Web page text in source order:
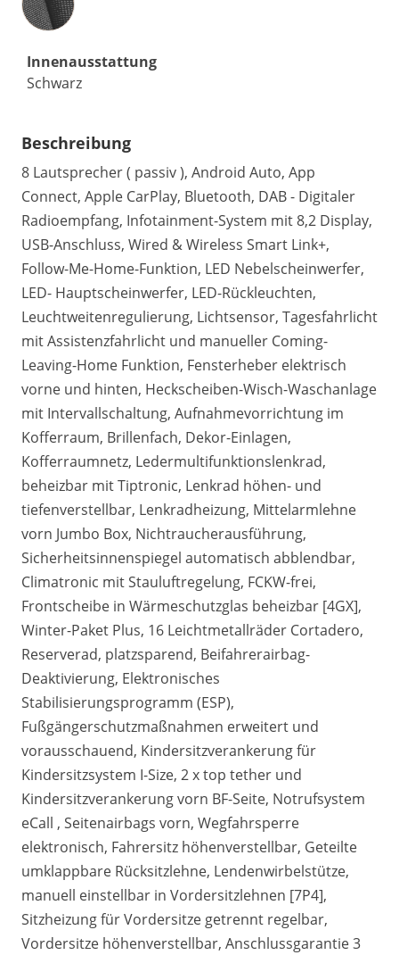
Innenausstattung
Schwarz
Beschreibung
8 Lautsprecher ( passiv ), Android Auto, App
Connect, Apple CarPlay, Bluetooth, DAB - Digitaler
Radioempfang, Infotainment-System mit 8,2 Display,
USB-Anschluss, Wired & Wireless Smart Link+,
Follow-Me-Home-Funktion, LED Nebelscheinwerfer,
LED- Hauptscheinwerfer, LED-Rückleuchten,
Leuchtweitenregulierung, Lichtsensor, Tagesfahrlicht
mit Assistenzfahrlicht und manueller Coming-
Leaving-Home Funktion, Fensterheber elektrisch
vorne und hinten, Heckscheiben-Wisch-Waschanlage
mit Intervallschaltung, Aufnahmevorrichtung im
Kofferraum, Brillenfach, Dekor-Einlagen,
Kofferraumnetz, Ledermultifunktionslenkrad,
beheizbar mit Tiptronic, Lenkrad höhen- und
tiefenverstellbar, Lenkradheizung, Mittelarmlehne
vorn Jumbo Box, Nichtraucherausführung,
Sicherheitsinnenspiegel automatisch abblendbar,
Climatronic mit Stauluftregelung, FCKW-frei,
Frontscheibe in Wärmeschutzglas beheizbar [4GX],
Winter-Paket Plus, 16 Leichtmetallräder Cortadero,
Reserverad, platzsparend, Beifahrerairbag-
Deaktivierung, Elektronisches
Stabilisierungsprogramm (ESP),
Fußgängerschutzmaßnahmen erweitert und
vorausschauend, Kindersitzverankerung für
Kindersitzsystem I-Size, 2 x top tether und
Kindersitzverankerung vorn BF-Seite, Notrufsystem
eCall , Seitenairbags vorn, Wegfahrsperre
elektronisch, Fahrersitz höhenverstellbar, Geteilte
umklappbare Rücksitzlehne, Lendenwirbelstütze,
manuell einstellbar in Vordersitzlehnen [7P4],
Sitzheizung für Vordersitze getrennt regelbar,
Vordersitze höhenverstellbar, Anschlussgarantie 3